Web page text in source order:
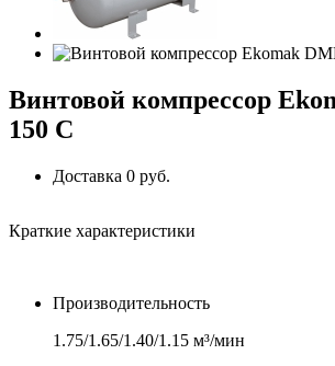
Винтовой компрессор
150 C
Доставка 0 руб.
Краткие характеристики
Производительность
1.75/1.65/1.40/1.15 м³/мин